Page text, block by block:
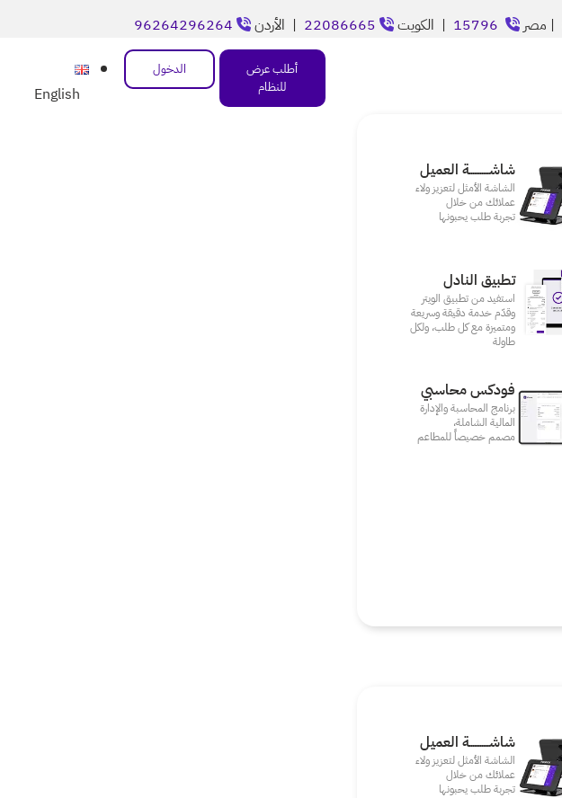
| مصر 15796 | الكويت | الأردن
شاشـــــــــــة العميل
الشاشة الأمثل لتعزيز ولاء
عملائك من خلال
تجربة طلب يحبونها
تطبيق النادل
استفيد من تطبيق الويتر
وقدّم خدمة دقيقة وسريعة
ومتميزة مع كل طلب، ولكل
طاولة
فودكس محاسبي
برنامج المحاسبة والإدارة
المالية الشاملة،
مصمم خصيصاً للمطاعم
شاشـــــــــــة العميل
الشاشة الأمثل لتعزيز ولاء
عملائك من خلال
تجربة طلب يحبونها
أطلب عرض
للنظام
الدخول
English